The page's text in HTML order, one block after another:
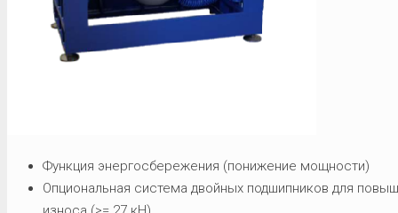
Функция энергосбережения (понижение мощности)
Опциональная система двойных подшипников для